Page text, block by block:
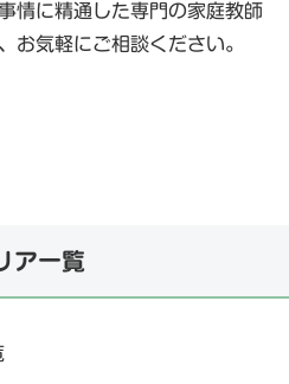
情に精通した専門の家庭教師
お気軽にご相談ください。
ア一覧